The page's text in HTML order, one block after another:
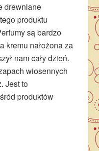
drewniane
produktu
są bardzo
kremu nałożona za
nam cały dzień.
wiosennych
Jest to
produktów